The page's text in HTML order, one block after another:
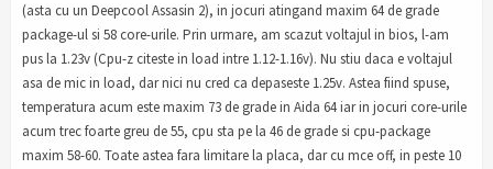
(asta cu un Deepcool Assasin 2), in jocuri atingand maxim 64 de grade
package-ul si 58 core-urile. Prin urmare, am scazut voltajul in bios, l-am
pus la 1.23v (Cpu-z citeste in load intre 1.12-1.16v). Nu stiu daca e voltajul
asa de mic in load, dar nici nu cred ca depaseste 1.25v. Astea fiind spuse,
temperatura acum este maxim 73 de grade in Aida 64 iar in jocuri core-urile
acum trec foarte greu de 55, cpu sta pe la 46 de grade si cpu-package
maxim 58-60. Toate astea fara limitare la placa, dar cu mce off, in peste 10